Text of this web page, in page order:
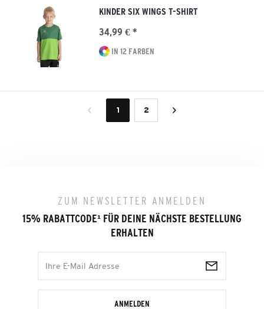
KINDER SIX WINGS T-SHIRT
34,99 € *
IN 12 FARBEN
1 2
ZUM NEWSLETTER ANMELDEN
15% RABATTCODE¹ FÜR DEINE NÄCHSTE BESTELLUNG
ERHALTEN
ANMELDEN